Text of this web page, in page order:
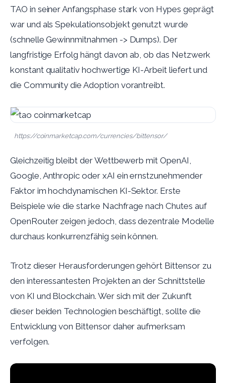
TAO in seiner Anfangsphase stark von Hypes geprägt
war und als Spekulationsobjekt genutzt wurde
(schnelle Gewinnmitnahmen -> Dumps). Der
langfristige Erfolg hängt davon ab, ob das Netzwerk
konstant qualitativ hochwertige KI-Arbeit liefert und
die Community die Adoption vorantreibt.
https://coinmarketcap.com/currencies/bittensor/
Gleichzeitig bleibt der Wettbewerb mit OpenAI,
Google, Anthropic oder xAI ein ernstzunehmender
Faktor im hochdynamischen KI-Sektor. Erste
Beispiele wie die starke Nachfrage nach Chutes auf
OpenRouter zeigen jedoch, dass dezentrale Modelle
durchaus konkurrenzfähig sein können.
Trotz dieser Herausforderungen gehört Bittensor zu
den interessantesten Projekten an der Schnittstelle
von KI und Blockchain. Wer sich mit der Zukunft
dieser beiden Technologien beschäftigt, sollte die
Entwicklung von Bittensor daher aufmerksam
verfolgen.